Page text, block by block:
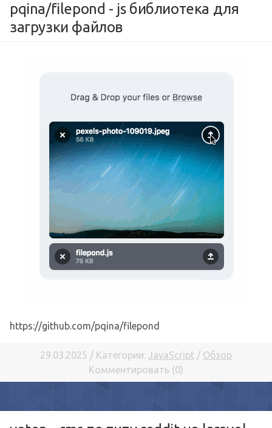
pqina/filepond - js библиотека для
загрузки файлов
https://github.com/pqina/filepond
29.03.2025 / Категории: JavaScript / Обзор
Комментировать (0)